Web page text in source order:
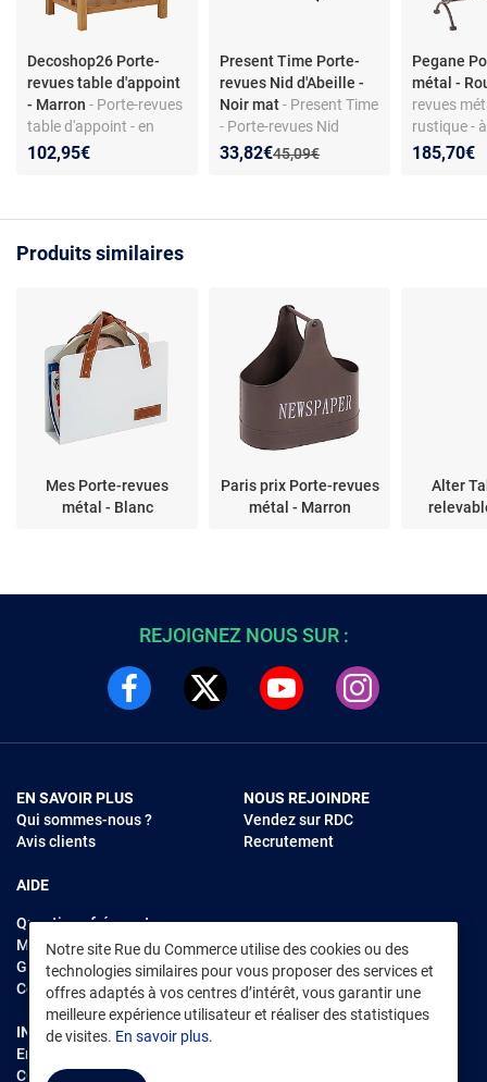
Decoshop26 Porte-
revues table d'appoint
- Marron - Porte-revues
table d'appoint - en
chêne - 1 compartiment
102,95€
Present Time Porte-
revues Nid d'Abeille -
Noir mat- Present Time
- Porte-revues Nid
d'Abeille - Noir mat -
Ancien prix :
45,09€
Nouveau prix :
33,82€
Réduction de :
Pegane
métal -
revues
rustique -
185,70€
Produits similaires
Mes Porte-revues
métal - Blanc
Paris prix Porte-revues
métal - Marron
Alter
Notre site Rue du Commerce utilise des cookies ou des
technologies similaires pour vous proposer des services et
offres adaptés à vos centres d’intérêt, vous garantir une
meilleure expérience utilisateur et réaliser des statistiques
de visites. En savoir plus.
REJOIGNEZ NOUS SUR :
EN SAVOIR PLUS
Qui sommes-nous ?
Avis clients
AIDE
Questions fréquentes
Modes de règlements
Garantie et retours
Contacter Rue du Commerce
NOUS REJOINDRE
Vendez sur RDC
Recrutement
INFORMATIONS LÉGALES
Environnement
CGV /CGU Marketplace